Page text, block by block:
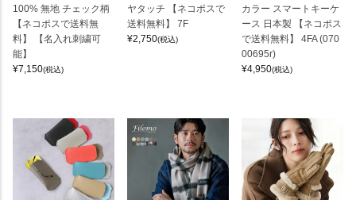
100% 無地 チェック柄
【ネコポスで送料無
料】 【名入れ刺繍可
能】
¥7,150(税込)
ヤタッチ 【ネコポスで
送料無料】 7F
¥2,750(税込)
カラー スマートキーケ
ース 日本製 【ネコポス
で送料無料】 4FA (070
00695r)
¥4,950(税込)